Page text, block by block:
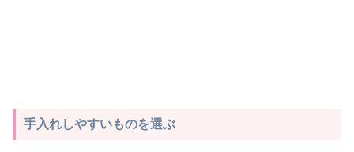
手入れしやすいものを選ぶ